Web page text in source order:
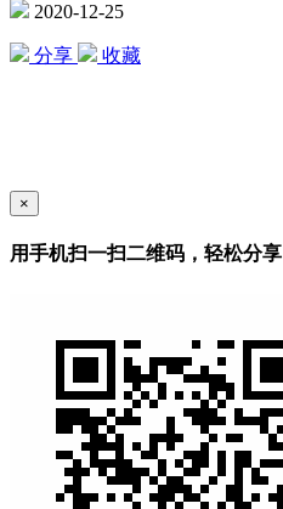
2020-12-25
分享 收藏
×
用手机扫一扫二维码，轻松分享